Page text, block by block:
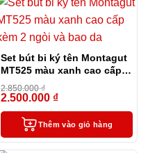
Set bút bi ký tên Montagut
MT525 màu xanh cao cấp
kèm 2 ngòi và bao da
2.850.000₫
2.500.000 ₫
Thêm vào giỏ hàng